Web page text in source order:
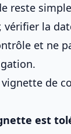
reste
vérifier la
et ne
de
est